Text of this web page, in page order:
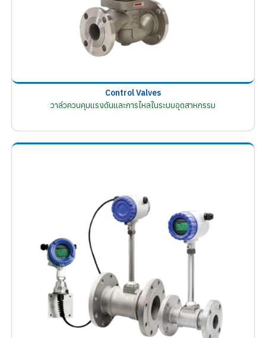
Control Valves
วาล์วควบคุมแรงดันและการไหลในระบบอุตสาหกรรม